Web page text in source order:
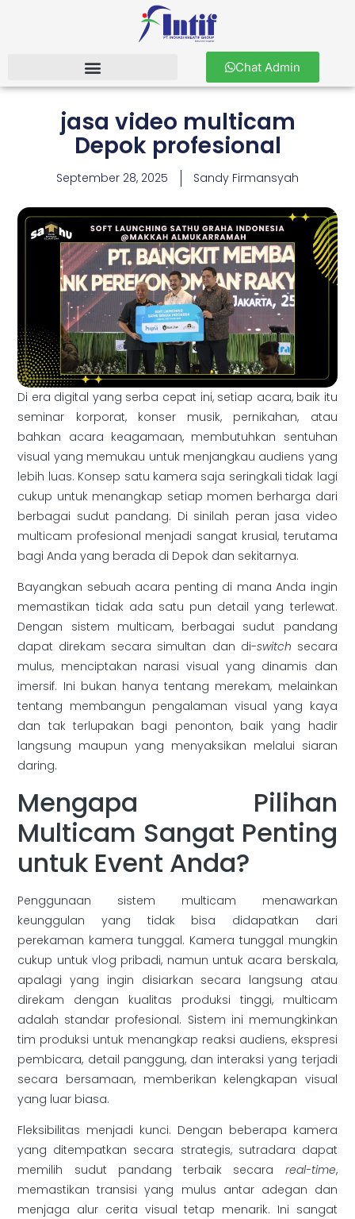
Chat Admin
jasa video multicam
Depok profesional
September 28, 2025 Sandy Firmansyah
Di era digital yang serba cepat ini, setiap acara, baik itu
seminar korporat, konser musik, pernikahan, atau
bahkan acara keagamaan, membutuhkan sentuhan
visual yang memukau untuk menjangkau audiens yang
lebih luas. Konsep satu kamera saja seringkali tidak lagi
cukup untuk menangkap setiap momen berharga dari
berbagai sudut pandang. Di sinilah peran jasa video
multicam profesional menjadi sangat krusial, terutama
bagi Anda yang berada di Depok dan sekitarnya.
Bayangkan sebuah acara penting di mana Anda ingin
memastikan tidak ada satu pun detail yang terlewat.
Dengan sistem multicam, berbagai sudut pandang
dapat direkam secara simultan dan di-switch secara
mulus, menciptakan narasi visual yang dinamis dan
imersif. Ini bukan hanya tentang merekam, melainkan
tentang membangun pengalaman visual yang kaya
dan tak terlupakan bagi penonton, baik yang hadir
langsung maupun yang menyaksikan melalui siaran
daring.
Mengapa Pilihan
Multicam Sangat Penting
untuk Event Anda?
Penggunaan sistem multicam menawarkan
keunggulan yang tidak bisa didapatkan dari
perekaman kamera tunggal. Kamera tunggal mungkin
cukup untuk vlog pribadi, namun untuk acara berskala,
apalagi yang ingin disiarkan secara langsung atau
direkam dengan kualitas produksi tinggi, multicam
adalah standar profesional. Sistem ini memungkinkan
tim produksi untuk menangkap reaksi audiens, ekspresi
pembicara, detail panggung, dan interaksi yang terjadi
secara bersamaan, memberikan kelengkapan visual
yang luar biasa.
Fleksibilitas menjadi kunci. Dengan beberapa kamera
yang ditempatkan secara strategis, sutradara dapat
memilih sudut pandang terbaik secara real-time,
memastikan transisi yang mulus antar adegan dan
menjaga alur cerita visual tetap menarik. Ini sangat